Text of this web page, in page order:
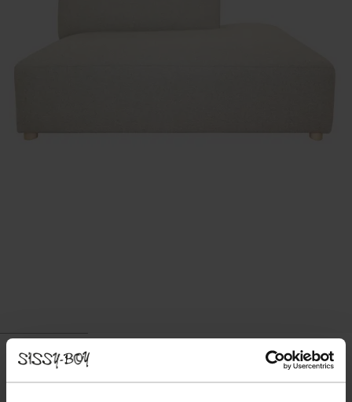
EARL LONGUE OTTOMANE DROITE - GRIS
SHIITAKE